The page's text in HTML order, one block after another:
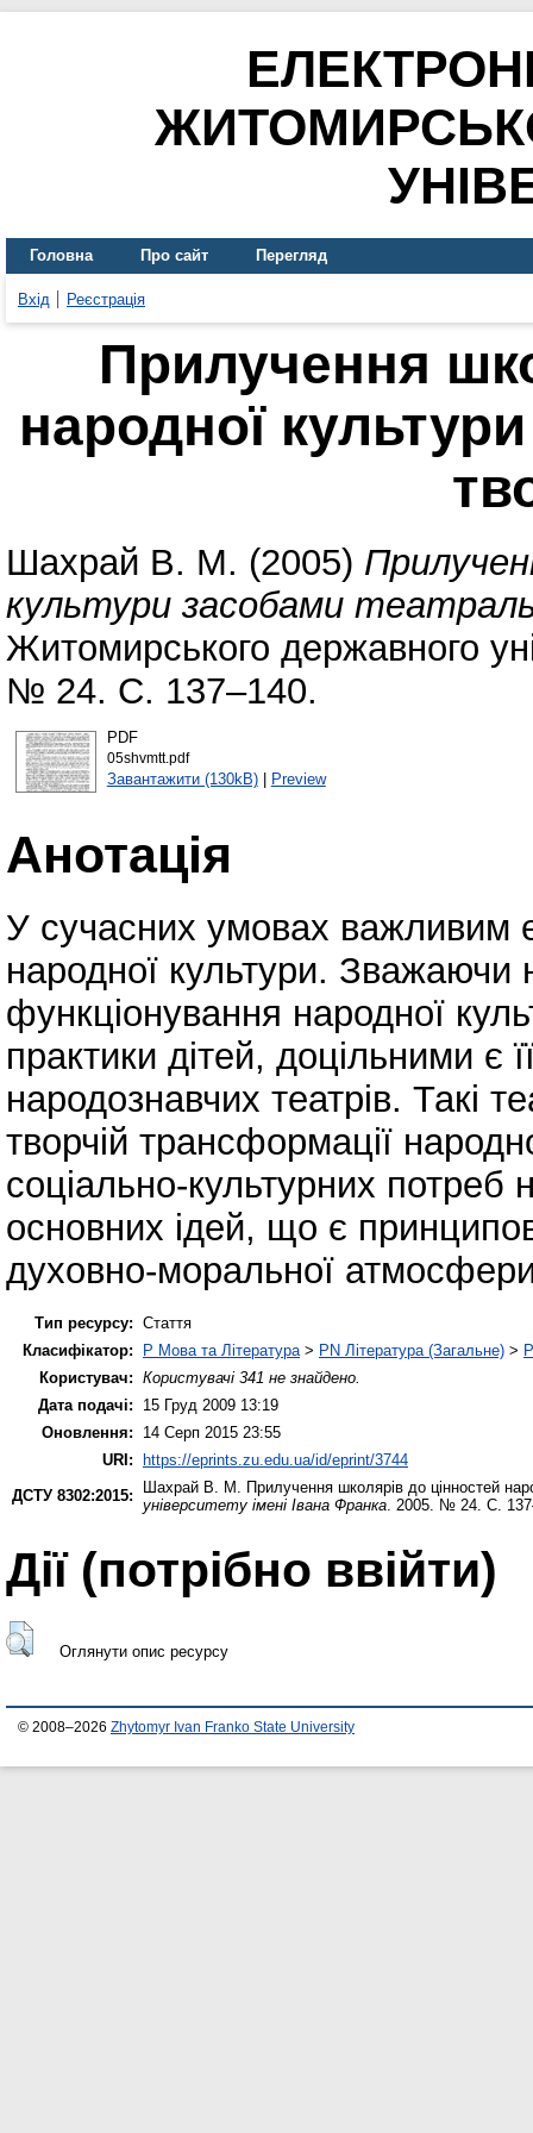
Головна Про сайт Перегляд
Вхід Реєстрація
Прилучення
народної
Шахрай В. М. (2005)
культури засобами
Житомирського державного
№ 24. С. 137–140.
PDF
05shvmtt.pdf
Завантажити (130kB)| Preview
Анотація
У сучасних умовах важливим
народної культури. Зважаючи
функціонування народної
практики дітей, доцільними є
народознавчих театрів. Такі
творчій трансформації
соціально-культурних потреб
основних ідей, що є
духовно-моральної
Тип ресурсу: Стаття
Класифікатор:
P Мова та Література > PN Література (Загальне) >
Користувач: Користувачі 341 не знайдено.
Дата подачі:
15 Груд 2009 13:19
Оновлення:
14 Серп 2015 23:55
URI: https://eprints.zu.edu.ua/id/eprint/3744
ДСТУ 8302:2015:
Шахрай В. М.
Прилучення школярів до цінностей
університету імені Івана Франка . 2005. № 24. С.
Дії ​​(потрібно ввійти)
Оглянути опис ресурсу
© 2008–2026 Zhytomyr Ivan Franko State University